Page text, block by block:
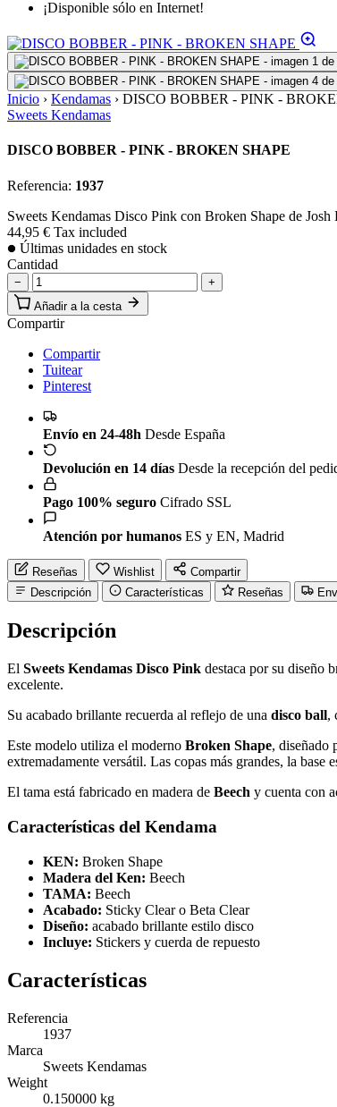
¡Disponible sólo en Internet!
Inicio › Kendamas › DISCO BOBBER - PINK -
Sweets Kendamas
DISCO BOBBER - PINK - BROKEN SHAPE
Referencia: 1937
Sweets Kendamas Disco Pink con Broken Shape de
44,95 € Tax included
Últimas unidades en stock
Cantidad
−
+
Añadir a la cesta
Compartir
Compartir
Tuitear
Pinterest
Envío en 24-48h Desde España
Devolución en 14 días Desde la recepción del
Pago 100% seguro Cifrado SSL
Atención por humanos ES y EN, Madrid
Reseñas Wishlist
Compartir
Descripción
Características Reseñas
Descripción
El Sweets Kendamas Disco Pink destaca por su diseño
excelente.
Su acabado brillante recuerda al reflejo de una disco ball,
Este modelo utiliza el moderno Broken Shape, diseñado
extremadamente versátil. Las copas más grandes, la
El tama está fabricado en madera de Beech y cuenta con
Características del Kendama
KEN: Broken Shape
Madera del Ken: Beech
TAMA: Beech
Acabado: Sticky Clear o Beta Clear
Diseño: acabado brillante estilo disco
Incluye: Stickers y cuerda de repuesto
Características
Referencia
1937
Marca
Sweets Kendamas
Weight
0.150000 kg